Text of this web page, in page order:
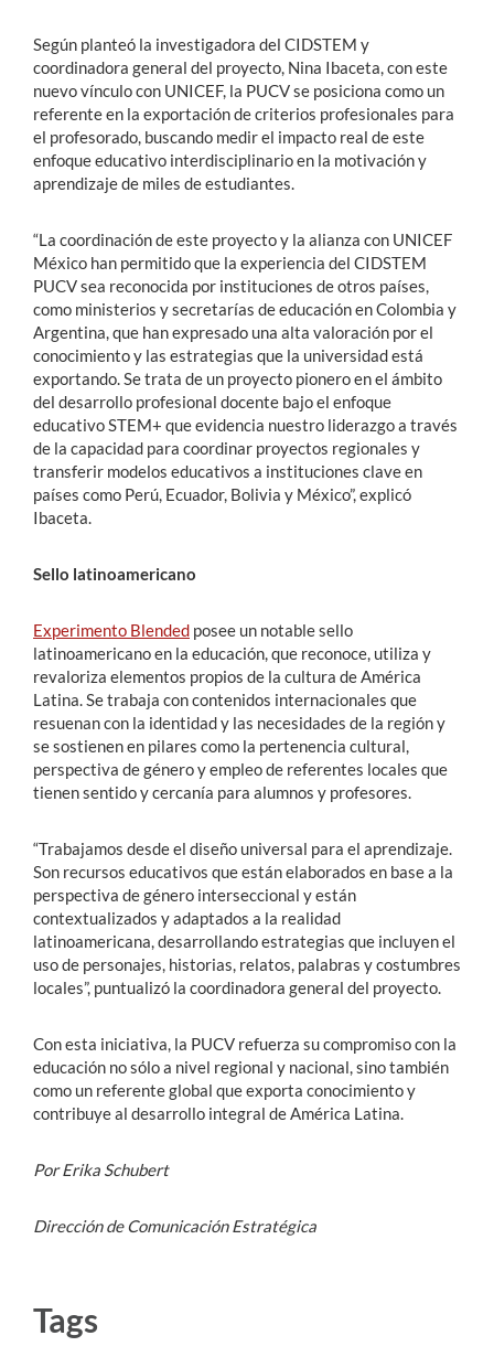
Según planteó la investigadora del CIDSTEM y
coordinadora general del proyecto, Nina Ibaceta, con este
nuevo vínculo con UNICEF, la PUCV se posiciona como un
referente en la exportación de criterios profesionales para
el profesorado, buscando medir el impacto real de este
enfoque educativo interdisciplinario en la motivación y
aprendizaje de miles de estudiantes.
“La coordinación de este proyecto y la alianza con UNICEF
México han permitido que la experiencia del CIDSTEM
PUCV sea reconocida por instituciones de otros países,
como ministerios y secretarías de educación en Colombia y
Argentina, que han expresado una alta valoración por el
conocimiento y las estrategias que la universidad está
exportando. Se trata de un proyecto pionero en el ámbito
del desarrollo profesional docente bajo el enfoque
educativo STEM+ que evidencia nuestro liderazgo a través
de la capacidad para coordinar proyectos regionales y
transferir modelos educativos a instituciones clave en
países como Perú, Ecuador, Bolivia y México”, explicó
Ibaceta.
Sello latinoamericano
Experimento Blended posee un notable sello
latinoamericano en la educación, que reconoce, utiliza y
revaloriza elementos propios de la cultura de América
Latina. Se trabaja con contenidos internacionales que
resuenan con la identidad y las necesidades de la región y
se sostienen en pilares como la pertenencia cultural,
perspectiva de género y empleo de referentes locales que
tienen sentido y cercanía para alumnos y profesores.
“Trabajamos desde el diseño universal para el aprendizaje.
Son recursos educativos que están elaborados en base a la
perspectiva de género interseccional y están
contextualizados y adaptados a la realidad
latinoamericana, desarrollando estrategias que incluyen el
uso de personajes, historias, relatos, palabras y costumbres
locales”, puntualizó la coordinadora general del proyecto.
Con esta iniciativa, la PUCV refuerza su compromiso con la
educación no sólo a nivel regional y nacional, sino también
como un referente global que exporta conocimiento y
contribuye al desarrollo integral de América Latina.
Por Erika Schubert
Dirección de Comunicación Estratégica
Tags